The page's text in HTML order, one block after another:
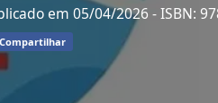
em 05/04/2026- ISBN:
Compartilhar